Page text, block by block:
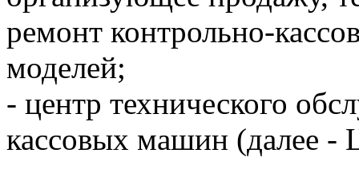
ремонт контрольно-
моделей;
- центр технического
кассовых машин (далее